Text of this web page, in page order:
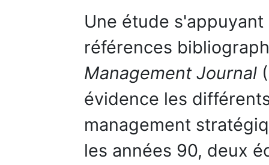
Une étude
références
Management Journal
évidence les
management
les années 90, deux